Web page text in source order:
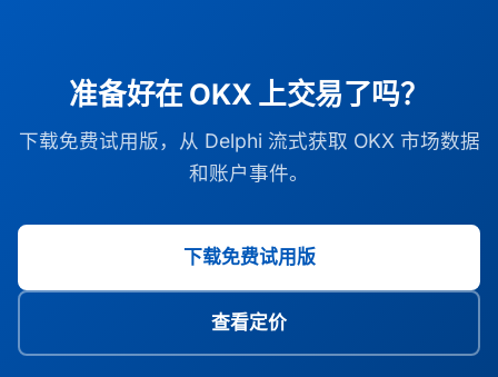
准备好在 OKX 上交易了吗？
下载免费试用版，从 Delphi 流式获取 OKX 市场数据
和账户事件。
下载免费试用版
查看定价